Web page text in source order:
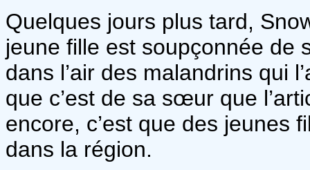
Quelques jours plus tard,
jeune fille est soupçonnée de
dans l’air des malandrins qui
que c’est de sa sœur que
encore, c’est que des jeunes
dans la région.